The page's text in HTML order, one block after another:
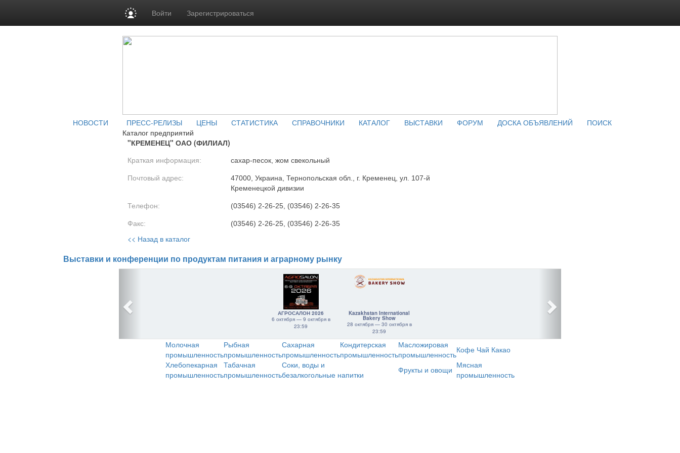
Войти Зарегистрироваться
НОВОСТИ ПРЕСС-РЕЛИЗЫ ЦЕНЫ СТАТИСТИКА СПРАВОЧНИКИ КАТАЛОГ ВЫСТАВКИ ФОРУМ ДОСКА ОБЪЯВЛЕНИЙ
ПОИСК
Каталог предприятий
"КРЕМЕНЕЦ" ОАО (ФИЛИАЛ)
Краткая информация: сахар-песок, жом свекольный
Почтовый адрес:
47000, Украина, Тернопольская обл., г. Кременец, ул. 107-й
Кременецкой дивизии
Телефон: (03546) 2-26-25, (03546) 2-26-35
Факс: (03546) 2-26-25, (03546) 2-26-35
<< Назад в каталог
Выставки и конференции по продуктам питания и аграрному рынку
АГРОСАЛОН 2026
6 октября — 9 октября в
23:59
Kazakhstan International
Bakery Show
28 октября — 30 октября в
23:59
Молочная
промышленность
Рыбная
промышленность
Сахарная
промышленность
Кондитерская
промышленность
Масложировая
промышленностьКофе Чай Какао
Хлебопекарная
промышленность
Табачная
промышленность
Соки, воды и
безалкогольные напитки
Фрукты и овощи Мясная
промышленность